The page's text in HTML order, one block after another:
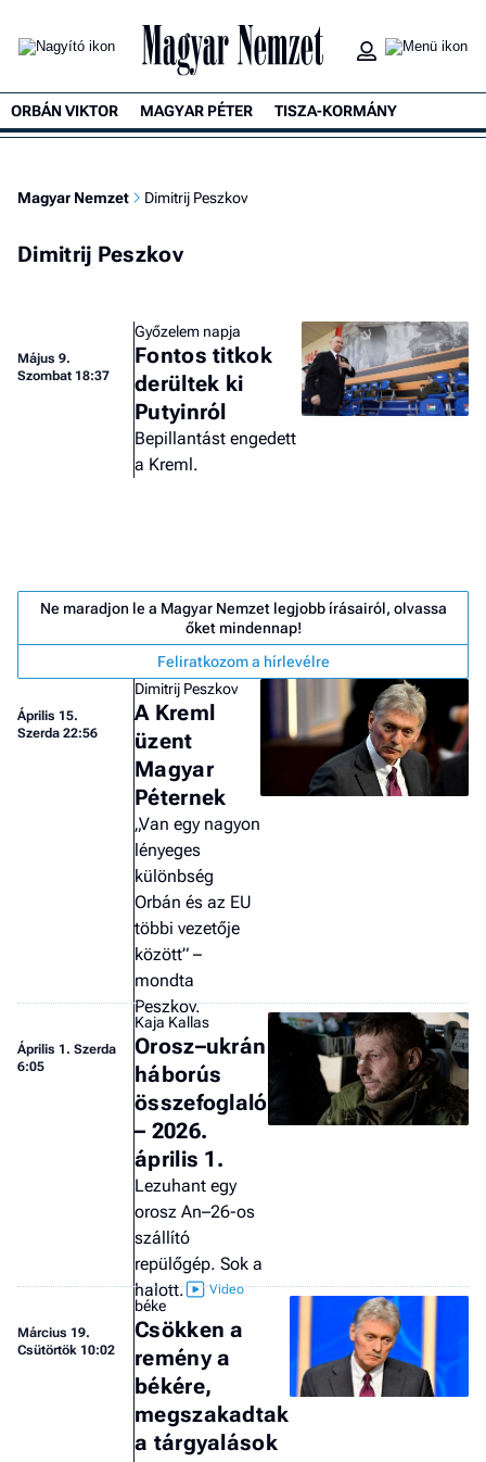
ORBÁN VIKTOR MAGYAR PÉTER TISZA-KORMÁNY
Magyar Nemzet Dimitrij Peszkov
Dimitrij Peszkov
Május 9.
Szombat 18:37
Győzelem napja
Fontos titkok
derültek ki
Putyinról
Bepillantást engedett
a Kreml.
Ne maradjon le a Magyar Nemzet legjobb írásairól, olvassa
őket mindennap!
Feliratkozom a hírlevélre
Április 15.
Szerda 22:56
Dimitrij Peszkov
A Kreml
üzent
Magyar
Péternek
„Van egy nagyon
lényeges
különbség
Orbán és az EU
többi vezetője
között” –
mondta
Peszkov.
Április 1. Szerda
6:05
Kaja Kallas
Orosz–ukrán
háborús
összefoglaló
– 2026.
április 1.
Lezuhant egy
orosz An–26-os
szállító
repülőgép. Sok a
halott.
Március 19.
Csütörtök 10:02
béke
Csökken a
remény a
békére,
megszakadtak
a tárgyalások